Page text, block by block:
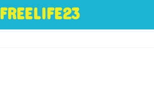
FREELIFE23